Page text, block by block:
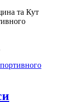
та Кут